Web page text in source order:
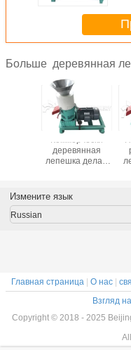
Больше деревянная
200
Коммерчески
деревянная
лепешка делая
биомассы
машины
Измените язык
Russian
Главная страница | О нас |
Взгляд
Copyright © 2018 - 2025